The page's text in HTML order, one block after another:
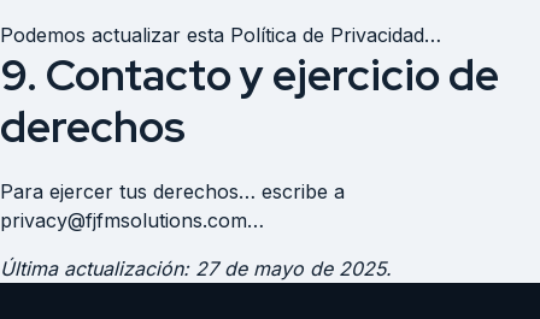
Podemos actualizar esta Política de Privacidad…
9. Contacto y ejercicio de
derechos
Para ejercer tus derechos… escribe a
privacy@fjfmsolutions.com…
Última actualización: 27 de mayo de 2025.